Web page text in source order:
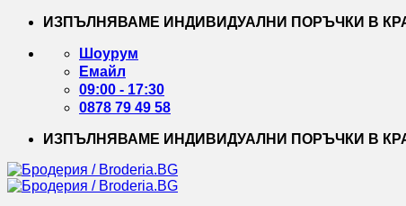
Skip
content
ИЗПЪЛНЯВАМЕ ИНДИВИДУАЛНИ ПОРЪЧКИ В
Шоурум
Емайл
09:00 - 17:30
0878 79 49 58
ИЗПЪЛНЯВАМЕ ИНДИВИДУАЛНИ ПОРЪЧКИ В